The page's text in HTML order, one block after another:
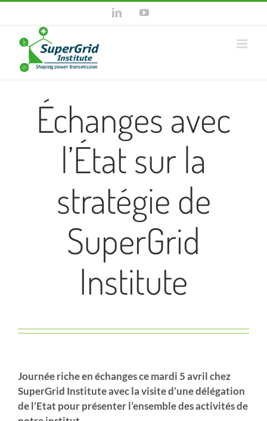
content
LinkedInYouTube
Échanges avec
l’État sur la
stratégie de
SuperGrid
Institute
Journée riche en échanges ce mardi 5 avril chez
SuperGrid Institute avec la visite d’une délégation
de l’Etat pour présenter l’ensemble des activités de